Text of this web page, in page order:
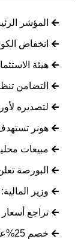
المؤشر الرئيسي
انخفاض
هيئة
التضامن
لتصديره
هونر تستهدف
مبيعات
البورصة
وزير
تراجع
خصم 25%على أسعار جميع "الخدمات البريدية